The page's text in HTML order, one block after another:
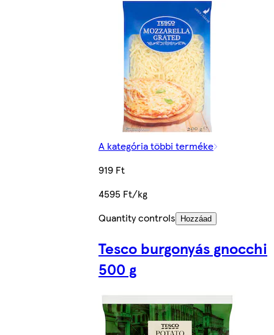
A kategória többi terméke
919 Ft
4595 Ft/kg
Quantity controls
Hozzáad
Tesco burgonyás gnocchi
500 g